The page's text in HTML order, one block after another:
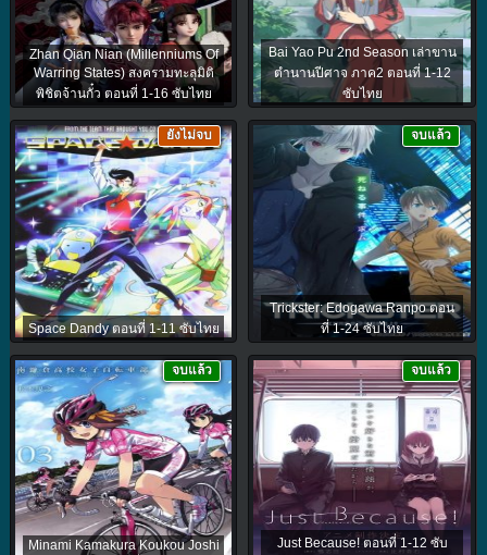
Zhan Qian Nian (Millenniums Of
Warring States) สงครามทะลุมิติ
พิชิตจ้านกั๋ว ตอนที่ 1-16 ซับไทย
Bai Yao Pu 2nd Season เล่าขาน
ตำนานปีศาจ ภาค2 ตอนที่ 1-12
ซับไทย
Space Dandy ตอนที่ 1-11 ซับไทย
ยังไม่จบ
Trickster: Edogawa Ranpo ตอน
ที่ 1-24 ซับไทย
จบแล้ว
Minami Kamakura Koukou Joshi
จบแล้ว
Just Because! ตอนที่ 1-12 ซับ
จบแล้ว